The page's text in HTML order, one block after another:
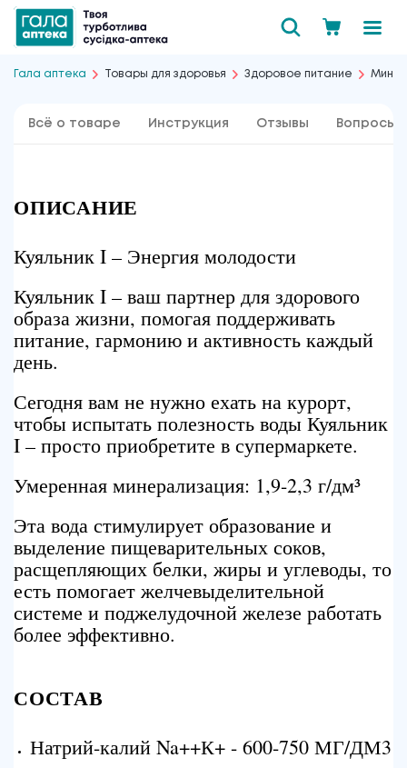
Гала аптека Товары для здоровья Здоровое питание
Всё о товаре Инструкция Отзывы Вопросы
ОПИСАНИЕ
Куяльник I – Энергия молодости
Куяльник I – ваш партнер для здорового
образа жизни, помогая поддерживать
питание, гармонию и активность каждый
день.
Сегодня вам не нужно ехать на курорт,
чтобы испытать полезность воды Куяльник
I – просто приобретите в супермаркете.
Умеренная минерализация: 1,9-2,3 г/дм³
Эта вода стимулирует образование и
выделение пищеварительных соков,
расщепляющих белки, жиры и углеводы, то
есть помогает желчевыделительной
системе и поджелудочной железе работать
более эффективно.
СОСТАВ
Натрий-калий Na++К+ - 600-750 МГ/ДМ3